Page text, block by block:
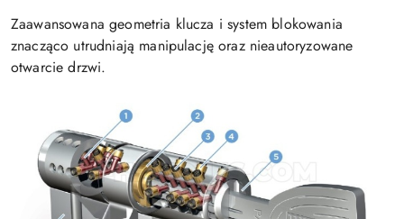
Zaawansowana geometria klucza i system blokowania
znacząco utrudniają manipulację oraz nieautoryzowane
otwarcie drzwi.